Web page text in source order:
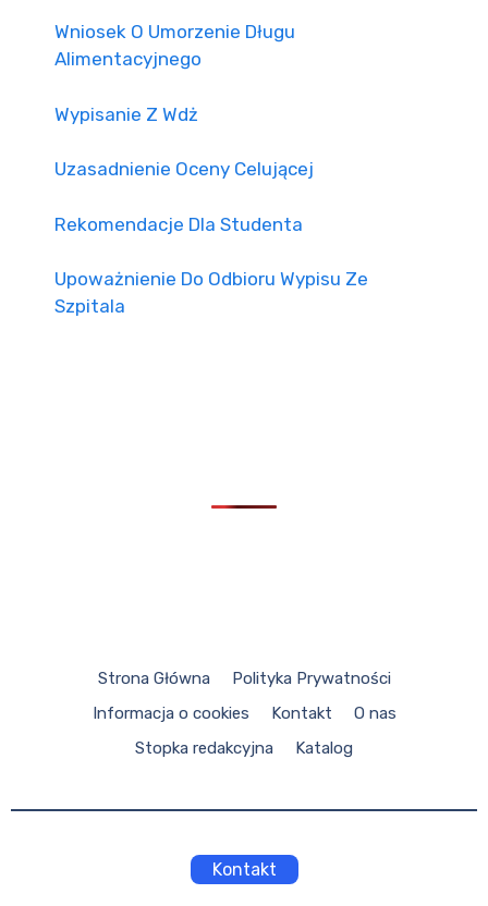
Wniosek O Umorzenie Długu
Alimentacyjnego
Wypisanie Z Wdż
Uzasadnienie Oceny Celującej
Rekomendacje Dla Studenta
Upoważnienie Do Odbioru Wypisu Ze
Szpitala
Strona Główna
Polityka Prywatności
Informacja o cookies
Kontakt
O nas
Stopka redakcyjna
Katalog
Kontakt